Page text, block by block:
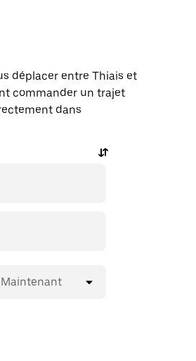
déplacer entre Thiais et
commander un trajet
dans
Maintenant